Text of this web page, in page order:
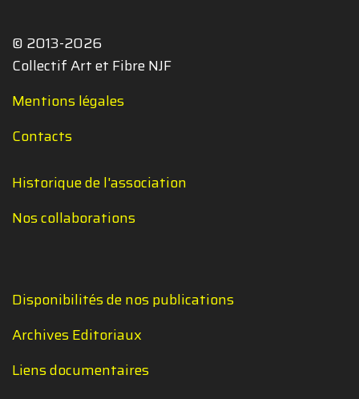
© 2013-2026
Collectif Art et Fibre NJF
Mentions légales
Contacts
Historique de l'association
Nos collaborations
Disponibilités de nos publications
Archives Editoriaux
Liens documentaires